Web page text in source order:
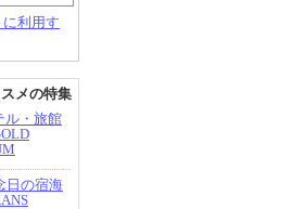
利用す
メの特集
ル・旅館
日の宿海